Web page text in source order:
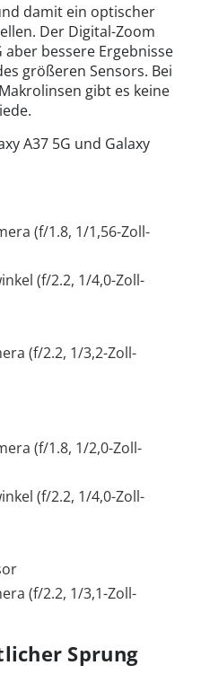
damit ein optischer
Der Digital-Zoom
aber bessere Ergebnisse
größeren Sensors. Bei
gibt es keine
A37 5G und Galaxy
(f/1.8, 1/1,56-Zoll-
(f/2.2, 1/4,0-Zoll-
(f/2.2, 1/3,2-Zoll-
(f/1.8, 1/2,0-Zoll-
(f/2.2, 1/4,0-Zoll-
(f/2.2, 1/3,1-Zoll-
Sprung